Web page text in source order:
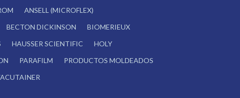
ANSELL (MICROFLEX)
BECTON DICKINSON
BIOMERIEUX
HAUSSER SCIENTIFIC
HOLY
PARAFILM
PRODUCTOS MOLDEADOS